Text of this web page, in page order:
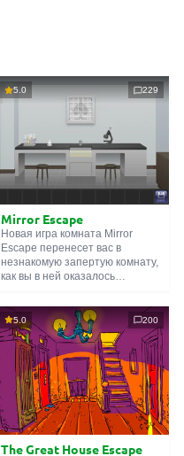
5.0 229
Mirror Escape
Новая игра комната Mirror
Escape перенесет вас в
незнакомую запертую комнату,
как вы в ней оказалось
смекалки попробуйте решить
все, приготовленные авторами
для вас, головоломки и найти
выход на свободу.
Внимательно осмотрите
помещение, возможно вы
сможете найти какие-нибудь
подсказки. Желаем удачи!
5.0 200
The Great House Escape